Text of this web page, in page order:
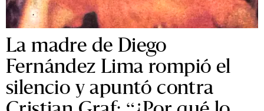
La madre de Diego
Fernández Lima rompió el
silencio y apuntó contra